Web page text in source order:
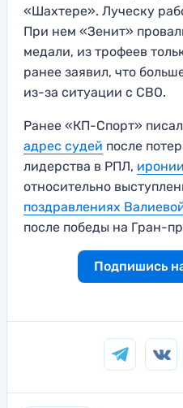
«Шахтере». Луческу
При нем «Зенит»
медали, из трофеев
ранее заявил, что
из-за ситуации с СВО.
Ранее «КП-Спорт»
адрес судей после
лидерства в РПЛ,
относительно
поздравлениях
после победы на Гран-
Подпишись